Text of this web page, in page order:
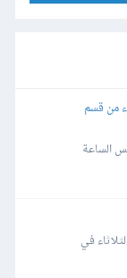
من قسم
الساعة
في